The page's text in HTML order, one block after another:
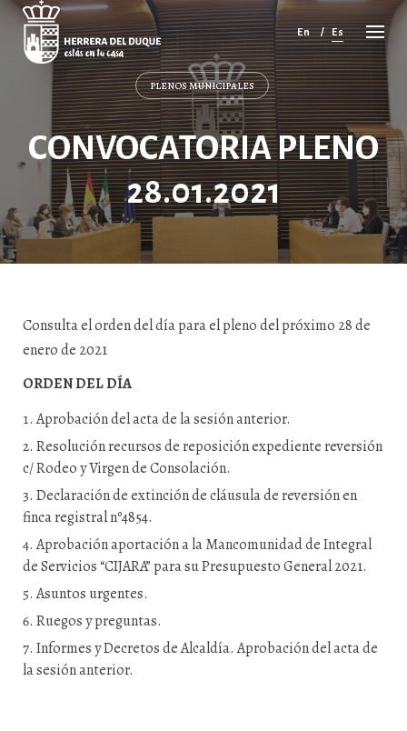
Cancelar
comentario
En Es
PLENOS MUNICIPALES
CONVOCATORIA PLENO
28.01.2021
Consulta el orden del día para el pleno del próximo 28 de
enero de 2021
ORDEN DEL DÍA
Aprobación del acta de la sesión anterior.
Resolución recursos de reposición expediente reversión
c/ Rodeo y Virgen de Consolación.
Declaración de extinción de cláusula de reversión en
finca registral nº4854.
Aprobación aportación a la Mancomunidad de Integral
de Servicios “CIJARA” para su Presupuesto General 2021.
Asuntos urgentes.
Ruegos y preguntas.
Informes y Decretos de Alcaldía. Aprobación del acta de
la sesión anterior.